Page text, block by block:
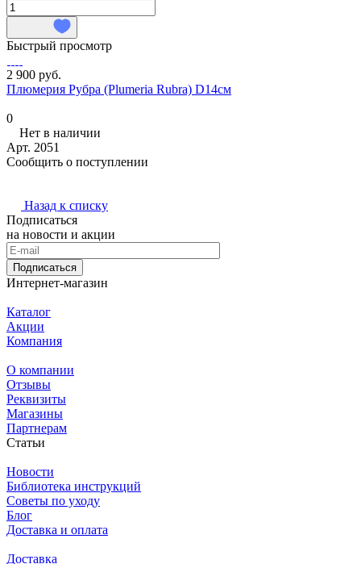
Быстрый просмотр
2 900 руб.
Плюмерия Рубра (Plumeria Rubra) D14см
0
Нет в наличии
Арт. 2051
Сообщить о поступлении
Назад к списку
Подписаться
на новости и акции
Подписаться
Интернет-магазин
Каталог
Акции
Компания
О компании
Отзывы
Реквизиты
Магазины
Партнерам
Статьи
Новости
Библиотека инструкций
Советы по уходу
Блог
Доставка и оплата
Доставка